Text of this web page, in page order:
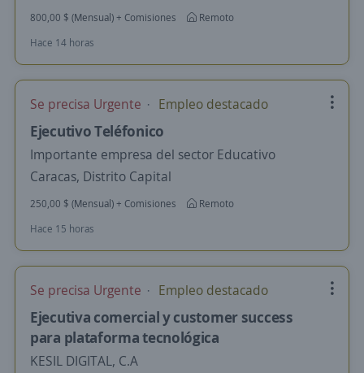
800,00 $ (Mensual) + Comisiones
Remoto
Hace 14 horas
Se precisa Urgente Empleo destacado
Ejecutivo Teléfonico
Importante empresa del sector Educativo
Caracas, Distrito Capital
250,00 $ (Mensual) + Comisiones
Remoto
Hace 15 horas
Se precisa Urgente Empleo destacado
Ejecutiva comercial y customer success
para plataforma tecnológica
KESIL DIGITAL, C.A